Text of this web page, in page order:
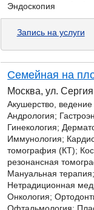
Эндоскопия
Запись на услуги
Семейная на
Москва, ул.
Акушерство,
Андрология;
Гинекология;
Иммунология;
томография (КТ);
резонансная
Мануальная
Нетрадиционная
Онкология;
Офтальмология;